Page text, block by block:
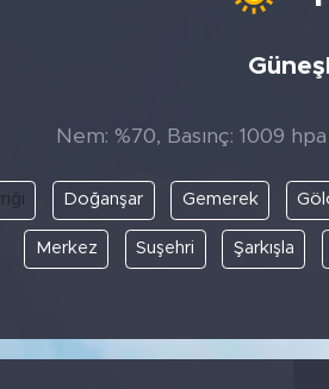
Nem: %70, Basınç: 1009
Doğanşar Gemerek
Merkez Suşehri Şarkışla